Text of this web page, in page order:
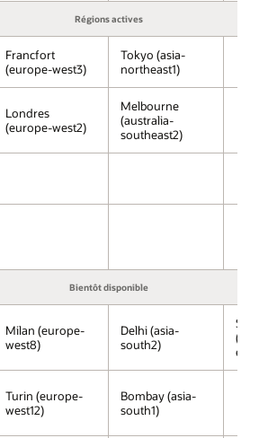
Régions actives
Francfort
(europe-west3)
Tokyo (asia-
northeast1)
Londres
(europe-west2)
Melbourne
(australia-
southeast2)
Bientôt disponible
Milan (europe-
west8)
Delhi (asia-
south2)
São
Turin (europe-
west12)
Bombay (asia-
south1)